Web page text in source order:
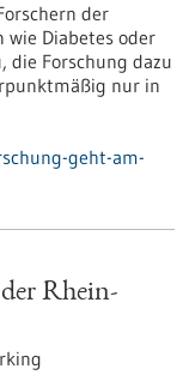
der
Diabetes oder
die Forschung dazu
nur in
geht-am-
Rhein-